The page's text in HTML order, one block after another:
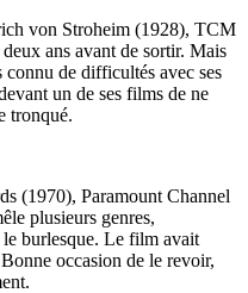
von Stroheim (1928), TCM
ans avant de sortir. Mais
connu de difficultés avec ses
un de ses films de ne
tronqué.
(1970), Paramount Channel
plusieurs genres,
le burlesque. Le film avait
occasion de le revoir,